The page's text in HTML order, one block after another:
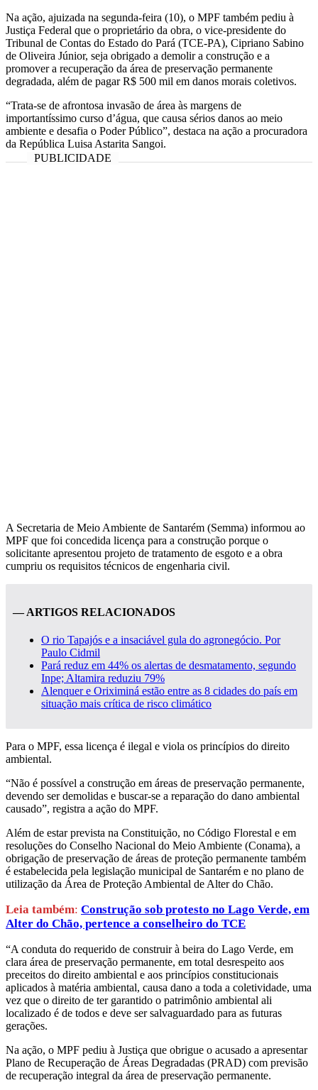
Na ação, ajuizada na segunda-feira (10), o MPF também pediu à
Justiça Federal que o proprietário da obra, o vice-presidente do
Tribunal de Contas do Estado do Pará (TCE-PA), Cipriano Sabino
de Oliveira Júnior, seja obrigado a demolir a construção e a
promover a recuperação da área de preservação permanente
degradada, além de pagar R$ 500 mil em danos morais coletivos.
“Trata-se de afrontosa invasão de área às margens de
importantíssimo curso d’água, que causa sérios danos ao meio
ambiente e desafia o Poder Público”, destaca na ação a procuradora
da República Luisa Astarita Sangoi.
A Secretaria de Meio Ambiente de Santarém (Semma) informou ao
MPF que foi concedida licença para a construção porque o
solicitante apresentou projeto de tratamento de esgoto e a obra
cumpriu os requisitos técnicos de engenharia civil.
— ARTIGOS RELACIONADOS
O rio Tapajós e a insaciável gula do agronegócio. Por
Paulo Cidmil
Pará reduz em 44% os alertas de desmatamento, segundo
Inpe; Altamira reduziu 79%
Alenquer e Oriximiná estão entre as 8 cidades do país em
situação mais crítica de risco climático
Para o MPF, essa licença é ilegal e viola os princípios do direito
ambiental.
“Não é possível a construção em áreas de preservação permanente,
devendo ser demolidas e buscar-se a reparação do dano ambiental
causado”, registra a ação do MPF.
Além de estar prevista na Constituição, no Código Florestal e em
resoluções do Conselho Nacional do Meio Ambiente (Conama), a
obrigação de preservação de áreas de proteção permanente também
é estabelecida pela legislação municipal de Santarém e no plano de
utilização da Área de Proteção Ambiental de Alter do Chão.
Leia também: Construção sob protesto no Lago Verde, em
Alter do Chão, pertence a conselheiro do TCE
“A conduta do requerido de construir à beira do Lago Verde, em
clara área de preservação permanente, em total desrespeito aos
preceitos do direito ambiental e aos princípios constitucionais
aplicados à matéria ambiental, causa dano a toda a coletividade, uma
vez que o direito de ter garantido o patrimônio ambiental ali
localizado é de todos e deve ser salvaguardado para as futuras
gerações.
Na ação, o MPF pediu à Justiça que obrigue o acusado a apresentar
Plano de Recuperação de Áreas Degradadas (PRAD) com previsão
de recuperação integral da área de preservação permanente.